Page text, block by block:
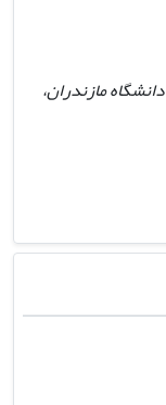
مازندران،